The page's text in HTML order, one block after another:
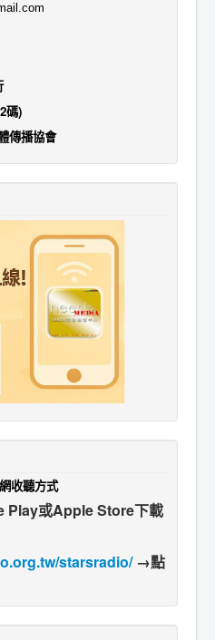
碼)
傳播協會
收聽方式
Play或Apple Store下載
starsradio/→點